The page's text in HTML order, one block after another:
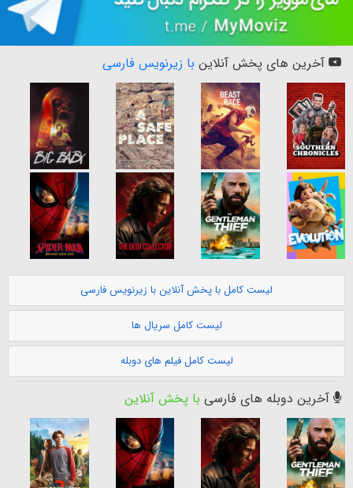
آخرین های پخش آنلاین با زیرنویس فارسی
لیست کامل با پخش آنلاین با زیرنویس فارسی
لیست کامل سریال ها
لیست کامل فیلم های دوبله
آخرین دوبله های فارسی با پخش آنلاین